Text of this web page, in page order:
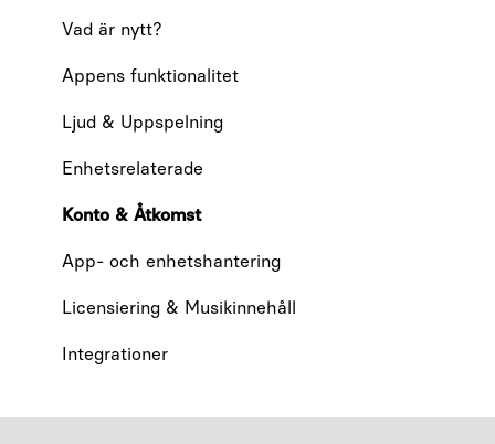
Fakturering
Vad är nytt?
Appens funktionalitet
Ljud & Uppspelning
Enhetsrelaterade
Konto & Åtkomst
App- och enhetshantering
Licensiering & Musikinnehåll
Integrationer